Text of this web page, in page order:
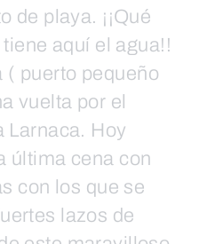
de playa. ¡¡Qué
aquí el agua!!
( puerto pequeño
vuelta por el
Larnaca. Hoy
última cena con
con los que se
lazos de